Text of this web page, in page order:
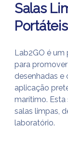
Salas
Lab2GO é
para
desenhadas
aplicação
marítimo.
salas limpas,
laboratório.